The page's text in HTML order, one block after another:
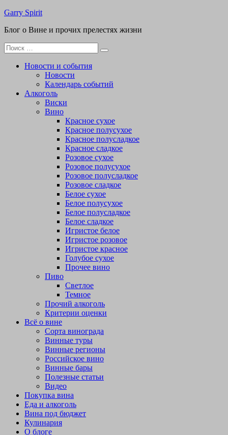
Перейти
содержимому
Garry Spirit
Блог о Вине и прочих прелестях жизни
Поиск
для:
Новости и события
Новости
Календарь событий
Алкоголь
Виски
Вино
Красное сухое
Красное полусухое
Красное полусладкое
Красное сладкое
Розовое сухое
Розовое полусухое
Розовое полусладкое
Розовое сладкое
Белое сухое
Белое полусухое
Белое полусладкое
Белое сладкое
Игристое белое
Игристое розовое
Игристое красное
Голубое сухое
Прочее вино
Пиво
Светлое
Темное
Прочий алкоголь
Критерии оценки
Всё о вине
Сорта винограда
Винные туры
Винные регионы
Российское вино
Винные бары
Полезные статьи
Видео
Покупка вина
Еда и алкоголь
Вина под бюджет
Кулинария
О блоге